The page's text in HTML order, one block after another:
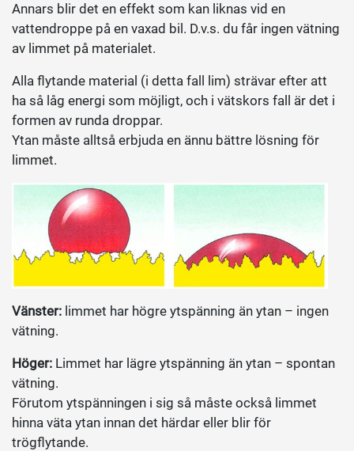
Annars blir det en effekt som kan liknas vid en
vattendroppe på en vaxad bil. D.v.s. du får ingen vätning
av limmet på materialet.
Alla flytande material (i detta fall lim) strävar efter att
ha så låg energi som möjligt, och i vätskors fall är det i
formen av runda droppar.
Ytan måste alltså erbjuda en ännu bättre lösning för
limmet.
Vänster: limmet har högre ytspänning än ytan – ingen
vätning.
Höger: Limmet har lägre ytspänning än ytan – spontan
vätning.
Förutom ytspänningen i sig så måste också limmet
hinna väta ytan innan det härdar eller blir för
trögflytande.